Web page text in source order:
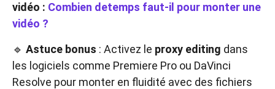
vidéo : Combien detemps faut-il pour monter une
vidéo ?
🔹 Astuce bonus : Activez le proxy editing dans
les logiciels comme Premiere Pro ou DaVinci
Resolve pour monter en fluidité avec des fichiers